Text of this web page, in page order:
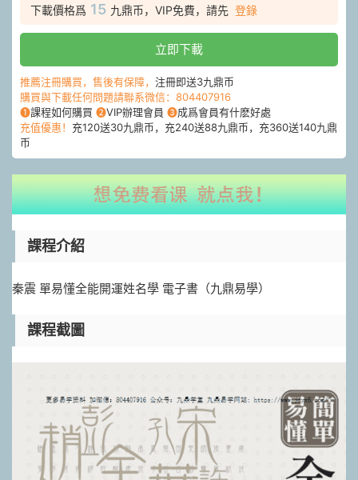
下載價格爲 15 九鼎币，VIP免費，請先 登錄
立即下載
推薦注冊購買，售後有保障， 注冊即送3九鼎币
購買與下載任何問題請聯系微信：804407916
❶課程如何購買 ❷VIP辦理會員 ❸成爲會員有什麽好處
充值優惠！ 充120送30九鼎币，充240送88九鼎币，充360送140九鼎
币
課程介紹
秦震 單易懂全能開運姓名學 電子書（九鼎易學）
課程截圖